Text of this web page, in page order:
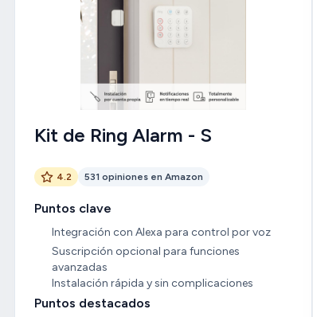
Kit de Ring Alarm - S
4.2 531 opiniones en Amazon
Puntos clave
Integración con Alexa para control por voz
Suscripción opcional para funciones
avanzadas
Instalación rápida y sin complicaciones
Puntos destacados